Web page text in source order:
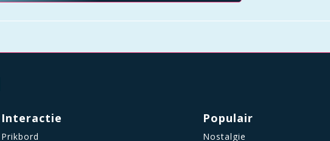
Interactie
Prikbord
Populair
Nostalgie